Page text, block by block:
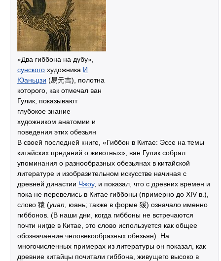
«Два гиббона на дубу»,
сунского художника И
Юаньцзи (易元吉), полотна
которого, как отмечал ван
Гулик, показывают
глубокое знание
художником анатомии и
поведения этих обезьян
В своей последней книге, «Гиббон в Китае: Эссе на темы
китайских преданий о животных», ван Гулик собрал
упоминания о разнообразных обезьянах в китайской
литературе и изобразительном искусстве начиная с
древней династии Чжоу, и показал, что с древних времен и
пока не перевелись в Китае гиббоны (примерно до XIV в.),
слово 猿 (yuan , юань; также в форме 猨) означало именно
гиббонов. (В наши дни, когда гиббоны не встречаются
почти нигде в Китае, это слово используется как общее
обозначаение человекообразных обезьян). На
многочисленных примерах из литературы он показал, как
древние китайцы почитали гиббона, живущего высоко в